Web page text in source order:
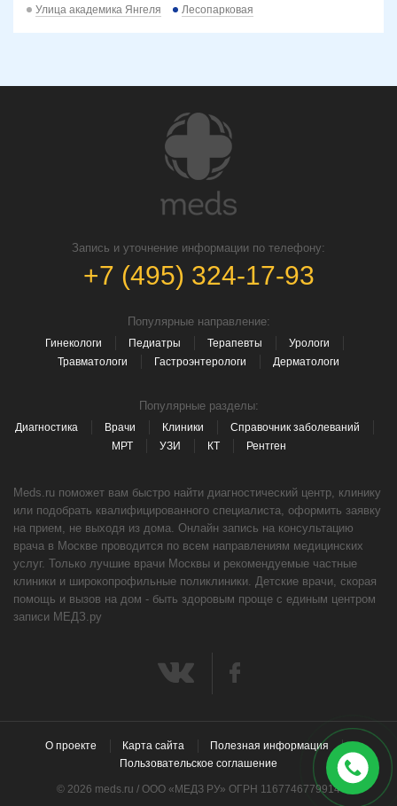
Улица академика Янгеля
Лесопарковая
Запись и уточнение информации по телефону:
+7 (495) 324-17-93
Популярные направление:
Гинекологи Педиатры Терапевты
Урологи
Травматологи
Гастроэнтерологи Дерматологи
Популярные разделы:
Диагностика Врачи Клиники
Справочник заболеваний
МРТ
УЗИ КТ Рентген
Meds.ru поможет вам быстро найти диагностический центр, клинику
или подобрать квалифицированного специалиста, оформить заявку
на прием, не выходя из дома. Онлайн запись на консультацию
врача в Москве проводится по всем направлениям медицинских
услуг. Только лучшие врачи Москвы и рекомендуемые частные
клиники и широкопрофильные поликлиники. Детские врачи, скорая
помощь и вызов на дом - быть здоровым проще с единым центром
записи МЕДЗ.ру
О проекте Карта сайта
Полезная информация
Пользовательское соглашение
© 2026 meds.ru / ООО «МЕДЗ РУ» ОГРН 1167746779914